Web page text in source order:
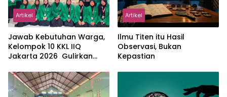
Artikel
Jawab Kebutuhan Warga,
Kelompok 10 KKL IIQ
Jakarta 2026 Gulirkan
Sukamanah
Artikel
Ilmu Titen itu Hasil
Observasi, Bukan
Kepastian